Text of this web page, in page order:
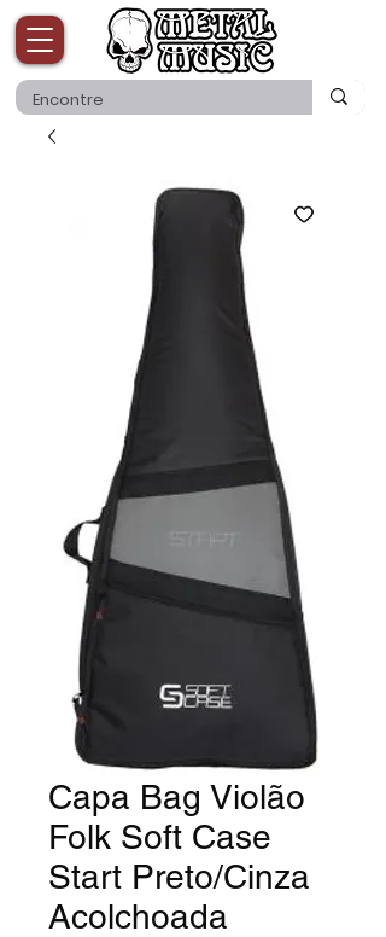
Capa Bag Violão
Folk Soft Case
Start Preto/Cinza
Acolchoada